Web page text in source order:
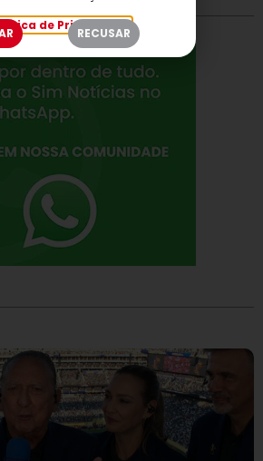
de Privacidade
RECUSAR